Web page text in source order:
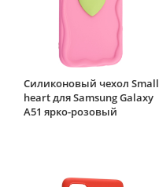
Силиконовый чехол Small
heart для Samsung Galaxy
A51 ярко-розовый